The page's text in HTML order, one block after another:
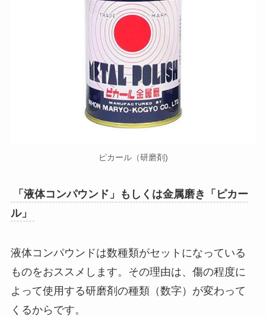
ピカール（研磨剤)
「液体コンパウンド」もしくは金属磨き「ピカー
ル」
液体コンパウンドは数種類がセットになっている
ものをおススメします。その理由は、傷の程度に
よって使用する研磨剤の種類（数字）が変わって
くるからです。